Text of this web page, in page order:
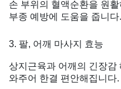
손 부위의 혈액순환을 원
부종 예방에 도움을 줍니다.
3. 팔, 어깨 마사지 효능
상지근육과 어깨의 긴장감
와주어 한결 편안해집니다.